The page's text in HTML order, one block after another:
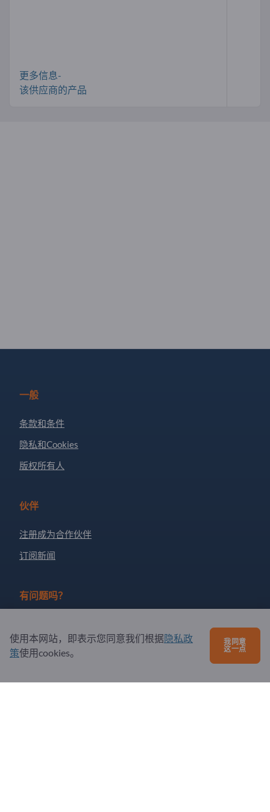
更多信息-
该供应商的产品
一般
条款和条件
隐私和Cookies
版权所有人
伙伴
注册成为合作伙伴
订阅新闻
有问题吗？
我们提供的服务
使用本网站，即表示您同意我们根据隐私政
策使用cookies。
我同意
这一点